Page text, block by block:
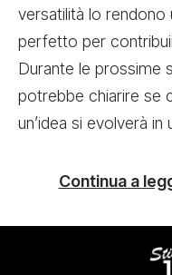
versatilità lo
perfetto per
Durante le prossime
potrebbe chiarire se
un’idea si evolverà
Continua a